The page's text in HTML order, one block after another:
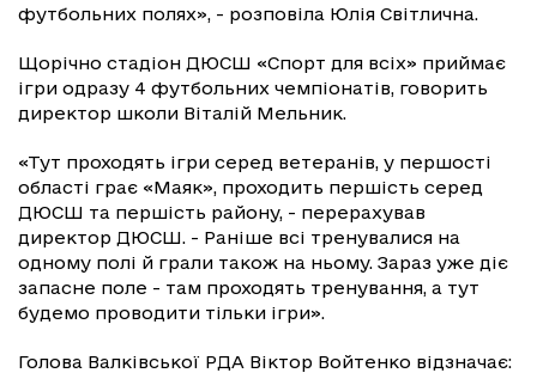
футбольних полях», - розповіла Юлія Світлична.
Щорічно стадіон ДЮСШ «Спорт для всіх» приймає
ігри одразу 4 футбольних чемпіонатів, говорить
директор школи Віталій Мельник.
«Тут проходять ігри серед ветеранів, у першості
області грає «Маяк», проходить першість серед
ДЮСШ та першість району, - перерахував
директор ДЮСШ. - Раніше всі тренувалися на
одному полі й грали також на ньому. Зараз уже діє
запасне поле - там проходять тренування, а тут
будемо проводити тільки ігри».
Голова Валківської РДА Віктор Войтенко відзначає: